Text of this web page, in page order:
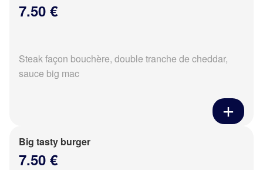
7.50 €
Steak façon bouchère, double tranche de cheddar,
sauce big mac
Big tasty burger
7.50 €